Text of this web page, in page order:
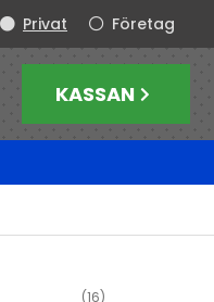
Företag
Privat
KASSAN
(16)